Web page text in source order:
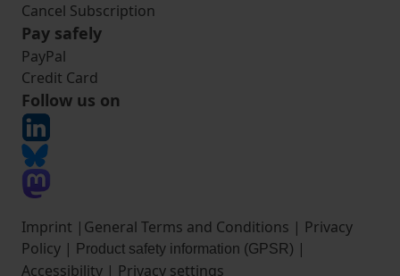
Cancel Subscription
Pay safely
PayPal
Credit Card
Follow us on
Imprint | General Terms and Conditions | Privacy
Policy | Product safety information (GPSR) |
Accessibility | Privacy settings